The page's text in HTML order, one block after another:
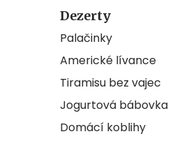
Dezerty
Palačinky
Americké lívance
Tiramisu bez vajec
Jogurtová bábovka
Domácí koblihy